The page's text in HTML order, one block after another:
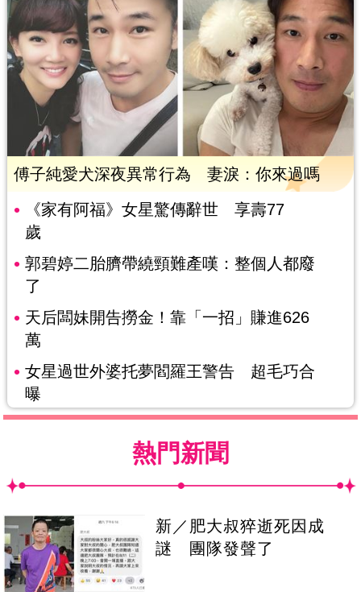
傅子純愛犬深夜異常行為 妻淚：你來過嗎
《家有阿福》女星驚傳辭世 享壽77
歲
郭碧婷二胎臍帶繞頸難產嘆：整個人都廢
了
天后闆妹開告撈金！靠「一招」賺進626
萬
女星過世外婆托夢閻羅王警告 超毛巧合
曝
熱門新聞
新／肥大叔猝逝死因成
謎 團隊發聲了